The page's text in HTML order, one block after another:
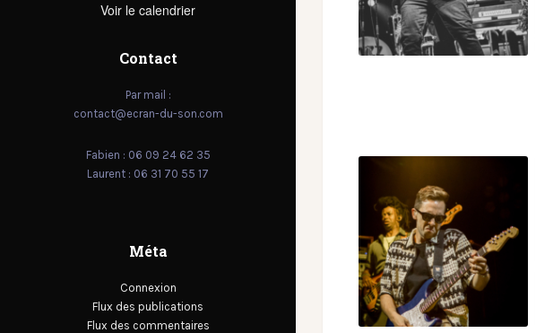
Voir le calendrier
Contact
Par mail :
contact@ecran-du-son.com
Fabien : 06 09 24 62 35
Laurent : 06 31 70 55 17
Méta
Connexion
Flux des publications
Flux des commentaires